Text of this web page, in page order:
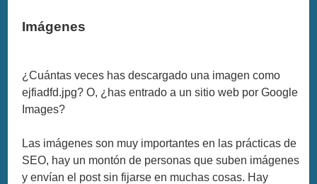
Imágenes
¿Cuántas veces has descargado una imagen como
ejfiadfd.jpg? O, ¿has entrado a un sitio web por Google
Images?
Las imágenes son muy importantes en las prácticas de
SEO, hay un montón de personas que suben imágenes
y envían el post sin fijarse en muchas cosas. Hay